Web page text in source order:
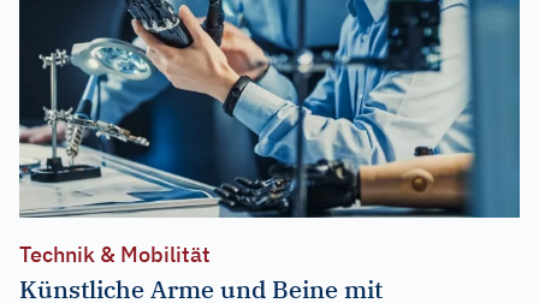
Technik & Mobilität
Künstliche Arme und Beine mit